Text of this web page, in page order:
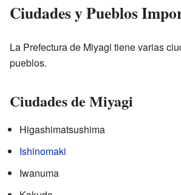
Ciudades y Pueblos
La Prefectura de Miyagi tiene varias
pueblos.
Ciudades de Miyagi
Higashimatsushima
Ishinomaki
Iwanuma